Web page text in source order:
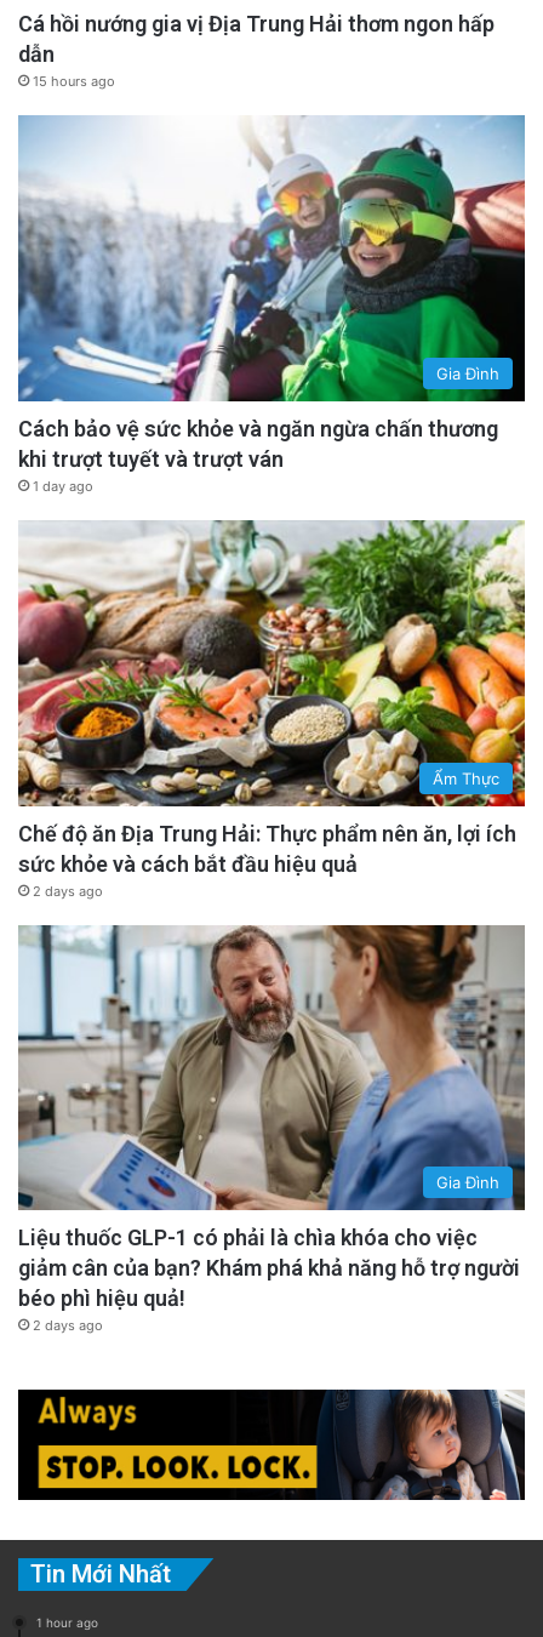
Cá hồi nướng gia vị Địa Trung Hải thơm ngon hấp
dẫn
15 hours ago
Gia Đình
Cách bảo vệ sức khỏe và ngăn ngừa chấn thương
khi trượt tuyết và trượt ván
1 day ago
Ẩm Thực
Chế độ ăn Địa Trung Hải: Thực phẩm nên ăn, lợi ích
sức khỏe và cách bắt đầu hiệu quả
2 days ago
Gia Đình
Liệu thuốc GLP-1 có phải là chìa khóa cho việc
giảm cân của bạn? Khám phá khả năng hỗ trợ người
béo phì hiệu quả!
2 days ago
Tin Mới Nhất
1 hour ago